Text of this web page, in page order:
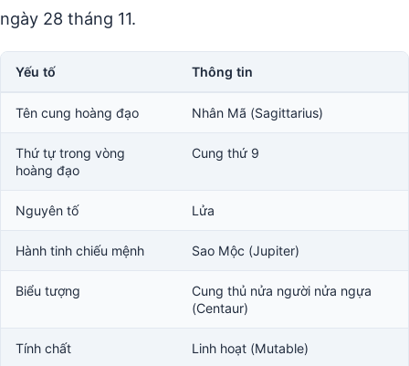
ngày 28 tháng 11.
Yếu tố Thông tin
Tên cung hoàng đạo Nhân Mã (Sagittarius)
Thứ tự trong vòng
hoàng đạo
Cung thứ 9
Nguyên tố Lửa
Hành tinh chiếu mệnh Sao Mộc (Jupiter)
Biểu tượng
Cung thủ nửa người nửa ngựa
(Centaur)
Tính chất Linh hoạt (Mutable)